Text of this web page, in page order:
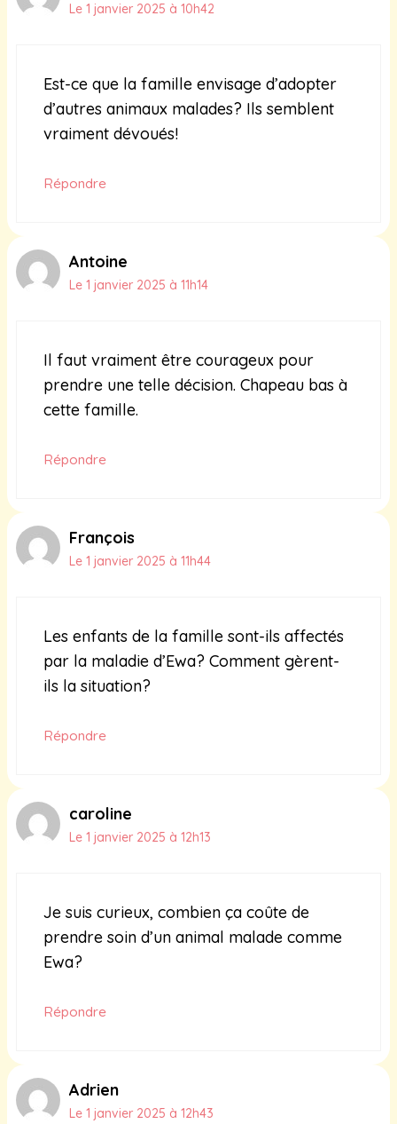
Le 1 janvier 2025 à 10h42
Est-ce que la famille envisage d’adopter
d’autres animaux malades? Ils semblent
vraiment dévoués!
Répondre
Antoine
Le 1 janvier 2025 à 11h14
Il faut vraiment être courageux pour
prendre une telle décision. Chapeau bas à
cette famille.
Répondre
François
Le 1 janvier 2025 à 11h44
Les enfants de la famille sont-ils affectés
par la maladie d’Ewa? Comment gèrent-
ils la situation?
Répondre
caroline
Le 1 janvier 2025 à 12h13
Je suis curieux, combien ça coûte de
prendre soin d’un animal malade comme
Ewa?
Répondre
Adrien
Le 1 janvier 2025 à 12h43